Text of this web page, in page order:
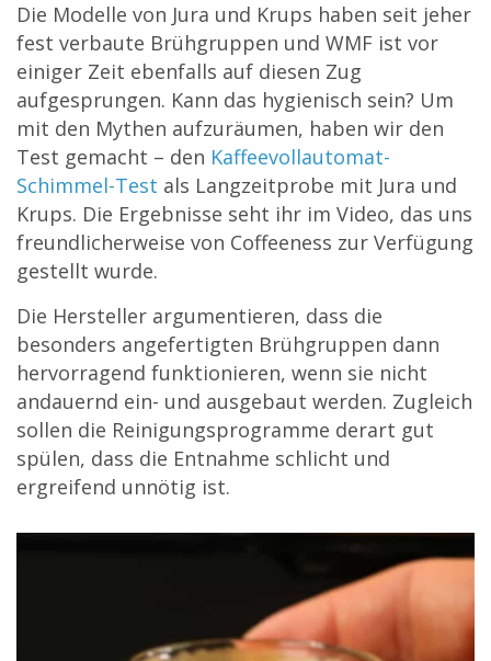
Die Modelle von Jura und Krups haben seit jeher
fest verbaute Brühgruppen und WMF ist vor
einiger Zeit ebenfalls auf diesen Zug
aufgesprungen. Kann das hygienisch sein? Um
mit den Mythen aufzuräumen, haben wir den
Test gemacht – den Kaffeevollautomat-
Schimmel-Test als Langzeitprobe mit Jura und
Krups. Die Ergebnisse seht ihr im Video, das uns
freundlicherweise von Coffeeness zur Verfügung
gestellt wurde.
Die Hersteller argumentieren, dass die
besonders angefertigten Brühgruppen dann
hervorragend funktionieren, wenn sie nicht
andauernd ein- und ausgebaut werden. Zugleich
sollen die Reinigungsprogramme derart gut
spülen, dass die Entnahme schlicht und
ergreifend unnötig ist.